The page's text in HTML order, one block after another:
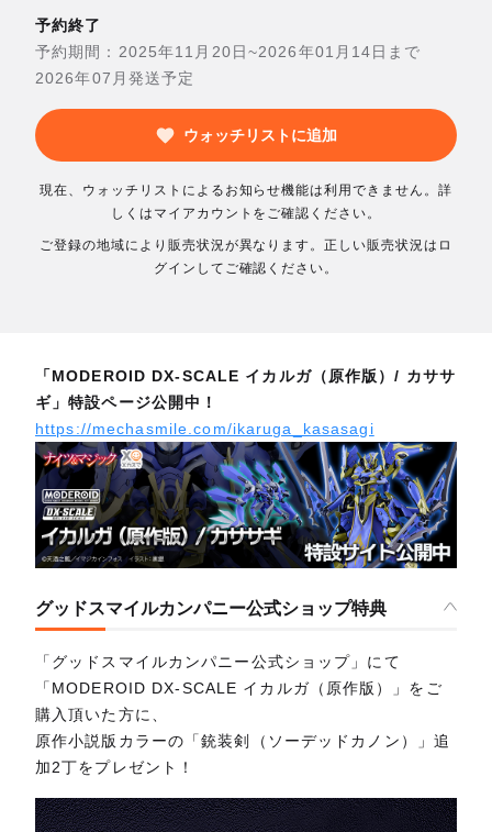
予約終了
予約期間：2025年11月20日~2026年01月14日まで
2026年07月発送予定
ウォッチリストに追加
現在、ウォッチリストによるお知らせ機能は利用できません。詳
しくはマイアカウントをご確認ください。
ご登録の地域により販売状況が異なります。正しい販売状況はロ
グインしてご確認ください。
「MODEROID DX-SCALE イカルガ（原作版）/ カササ
ギ」特設ページ公開中！
https://mechasmile.com/ikaruga_kasasagi
グッドスマイルカンパニー公式ショップ特典
「グッドスマイルカンパニー公式ショップ」にて
「MODEROID DX-SCALE イカルガ（原作版）」をご
購入頂いた方に、
原作小説版カラーの「銃装剣（ソーデッドカノン）」追
加2丁をプレゼント！